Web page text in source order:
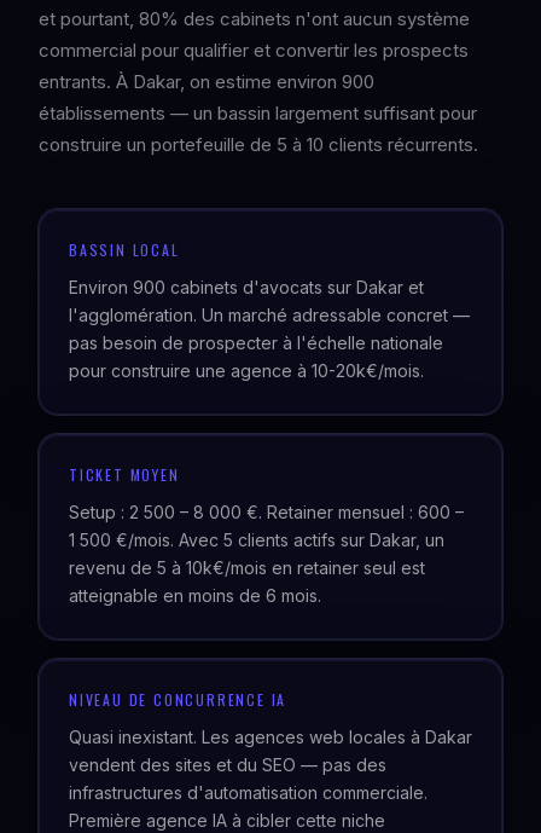
et pourtant, 80% des cabinets n'ont aucun système
commercial pour qualifier et convertir les prospects
entrants. À Dakar, on estime environ 900
établissements — un bassin largement suffisant pour
construire un portefeuille de 5 à 10 clients récurrents.
BASSIN LOCAL
Environ 900 cabinets d'avocats sur Dakar et
l'agglomération. Un marché adressable concret —
pas besoin de prospecter à l'échelle nationale
pour construire une agence à 10-20k€/mois.
TICKET MOYEN
Setup : 2 500 – 8 000 €. Retainer mensuel : 600 –
1 500 €/mois. Avec 5 clients actifs sur Dakar, un
revenu de 5 à 10k€/mois en retainer seul est
atteignable en moins de 6 mois.
NIVEAU DE CONCURRENCE IA
Quasi inexistant. Les agences web locales à Dakar
vendent des sites et du SEO — pas des
infrastructures d'automatisation commerciale.
Première agence IA à cibler cette niche